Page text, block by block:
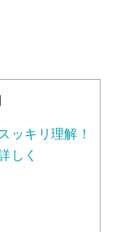
ッキリ理解！
しく